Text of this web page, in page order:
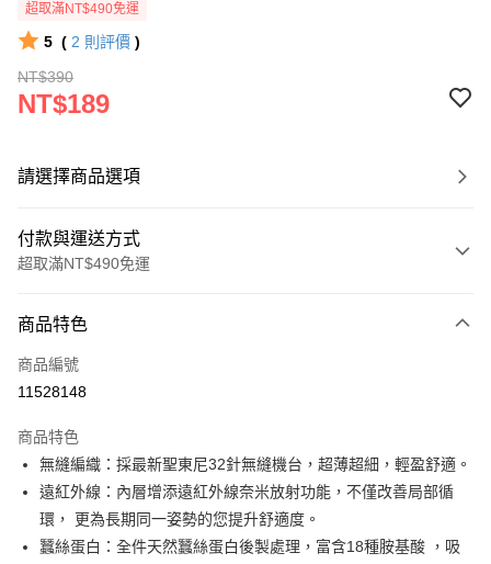
超取滿NT$490免運
5 ( 2 則評價 )
NT$390
NT$189
請選擇商品選項
付款與運送方式
超取滿NT$490免運
信用卡一次付款
超商取貨付款
Apple Pay
街口支付
悠遊付
商品特色
商品編號
11528148
商品特色
無縫編織：採最新聖東尼32針無縫機台，超薄超細，輕盈舒適。
遠紅外線：內層增添遠紅外線奈米放射功能，不僅改善局部循
環， 更為長期同一姿勢的您提升舒適度。
蠶絲蛋白：全件天然蠶絲蛋白後製處理，富含18種胺基酸 ，吸